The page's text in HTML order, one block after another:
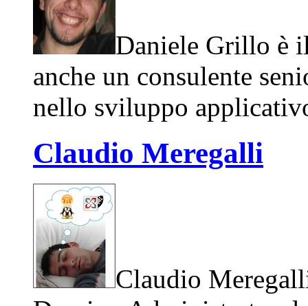
Daniele Grillo è
anche un consulente
nello sviluppo
Claudio Meregalli
Claudio